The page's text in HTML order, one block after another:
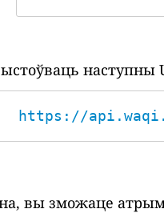
наступны
https://
вы зможаце